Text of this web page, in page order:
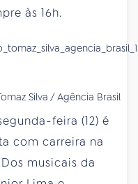
às 16h.
Silva / Agência Brasil
feira (12) é
com carreira na
musicais da